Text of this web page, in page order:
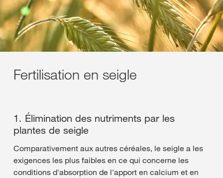
Fertilisation en seigle
1. Élimination des nutriments par les
plantes de seigle
Comparativement aux autres céréales, le seigle a les
exigences les plus faibles en ce qui concerne les
conditions d'absorption de l'apport en calcium et en